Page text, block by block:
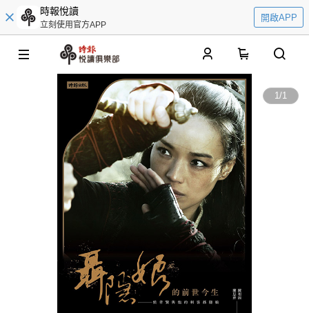
時報悅讀
立刻使用官方APP
開啟APP
1/1